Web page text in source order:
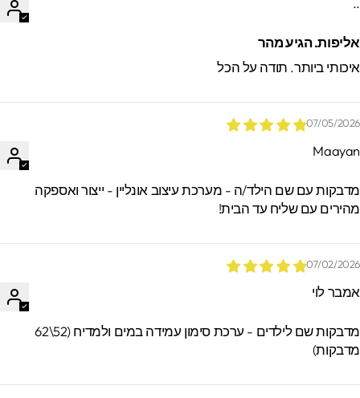
הזמנות.
הגיע מהר
ביותר. תודה על הכל
07/05/
עם שם הילד/ה - מערכת עיצוב אונליין - ייצור ואספקה
עם שליח עד הבית!
07/02/
לוי
מדבקות שם לילדים - ערכת סימון עמידה במים ולמדיח (52\62